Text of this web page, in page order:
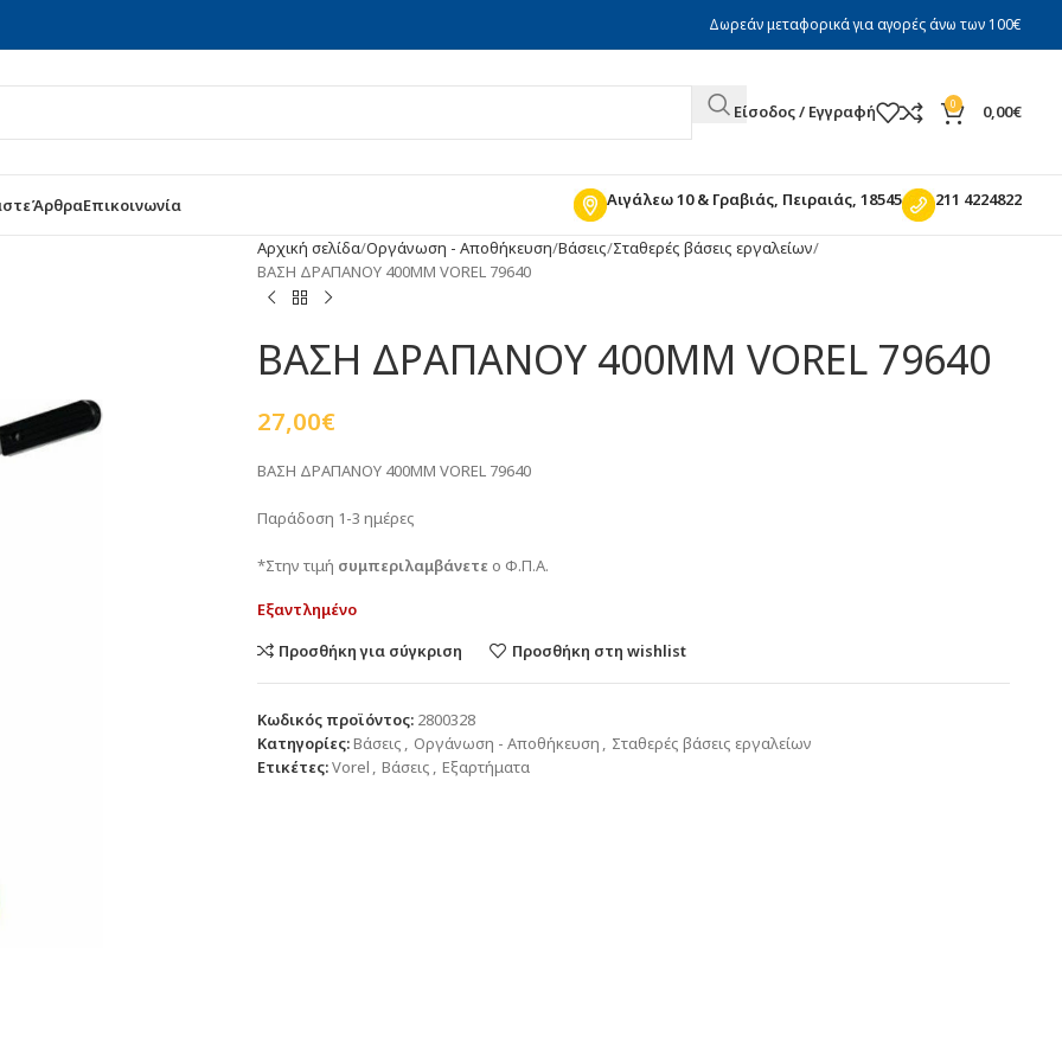
Δωρεάν μεταφορικά για αγορές άνω των 100€
Είσοδος / Εγγραφή 0 0,00€
ΆρθραΕπικοινωνία Αιγάλεω 10 & Γραβιάς, Πειραιάς, 18545 211 4224822
Αρχική σελίδα Οργάνωση - Αποθήκευση Βάσεις Σταθερές βάσεις εργαλείων
ΒΑΣΗ ΔΡΑΠΑΝΟΥ 400MM VOREL 79640
ΒΑΣΗ ΔΡΑΠΑΝΟΥ 400MM VOREL 79640
27,00€
ΒΑΣΗ ΔΡΑΠΑΝΟΥ 400MM VOREL 79640
Παράδοση 1-3 ημέρες
*Στην τιμή συμπεριλαμβάνετε ο Φ.Π.Α.
Εξαντλημένο
Προσθήκη για σύγκριση
Προσθήκη στη wishlist
Κωδικός προϊόντος: 2800328
Κατηγορίες:Βάσεις , Οργάνωση - Αποθήκευση , Σταθερές βάσεις εργαλείων
Ετικέτες:Vorel , Βάσεις , Εξαρτήματα